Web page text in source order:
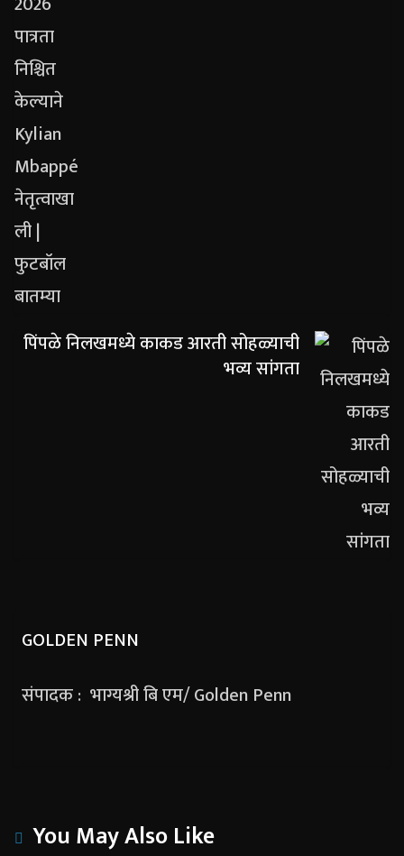
पिंपळे निलखमध्ये काकड आरती सोहळ्याची
भव्य सांगता
GOLDEN PENN
संपादक : भाग्यश्री बि एम/ Golden Penn
You May Also Like